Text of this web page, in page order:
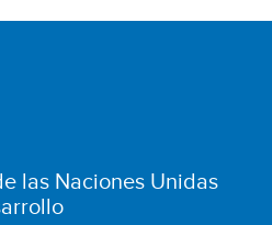
las Naciones Unidas